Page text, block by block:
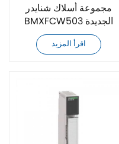
مجموعة أسلاك شنايدر
BMXFCW503 الجديدة
تمامًا
اقرأ المزيد